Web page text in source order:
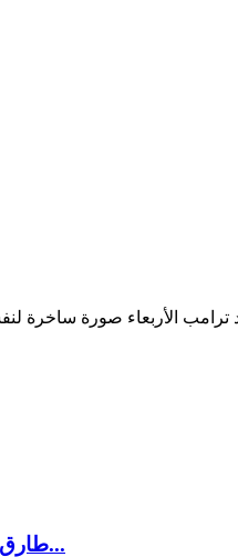
ترامب الأربعاء صورة
طارق العواضي يكشف تفاصيل مرعبة عن هجوم مأرب وعدد مهول للقتلى والجرحى في صفوف قوات...